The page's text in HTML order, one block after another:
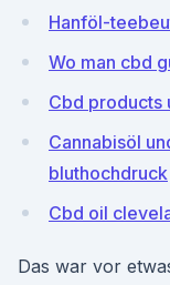
Hanföl-
Wo man cbd
Cbd products
Cannabisöl
bluthochdruck
Cbd oil
Das war vor